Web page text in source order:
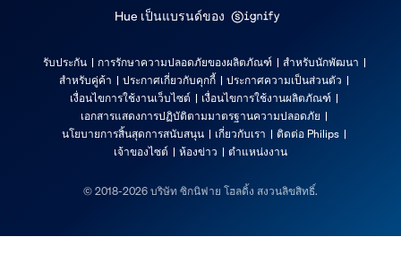
Hue เป็นแบรนด์ของ
รับประกัน การรักษาความปลอดภัยของผลิตภัณฑ์
สำหรับนักพัฒนา
สำหรับคู่ค้า
ประกาศเกี่ยวกับคุกกี้
ประกาศความเป็นส่วนตัว
เงื่อนไขการใช้งานเว็บไซต์
เงื่อนไขการใช้งานผลิตภัณฑ์
เอกสารแสดงการปฏิบัติตามมาตรฐานความปลอดภัย
นโยบายการสิ้นสุดการสนับสนุน
เกี่ยวกับเรา
ติดต่อ Philips
เจ้าของไซต์
ห้องข่าว ตำแหน่งงาน
© 2018-2026 บริษัท ซิกนิฟาย โฮลดิ้ง สงวนลิขสิทธิ์.